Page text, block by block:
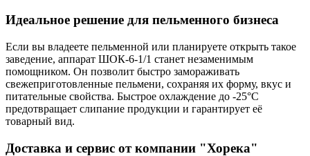
Идеальное решение для пельменного бизнеса
Если вы владеете пельменной или планируете открыть такое
заведение, аппарат ШОК-6-1/1 станет незаменимым
помощником. Он позволит быстро замораживать
свежеприготовленные пельмени, сохраняя их форму, вкус и
питательные свойства. Быстрое охлаждение до -25°C
предотвращает слипание продукции и гарантирует её
товарный вид.
Доставка и сервис от компании "Хорека"